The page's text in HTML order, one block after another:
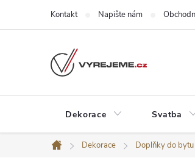
Kontakt Napište nám
Dekorace Svatba
Domů
Dekorace Doplňky do bytu